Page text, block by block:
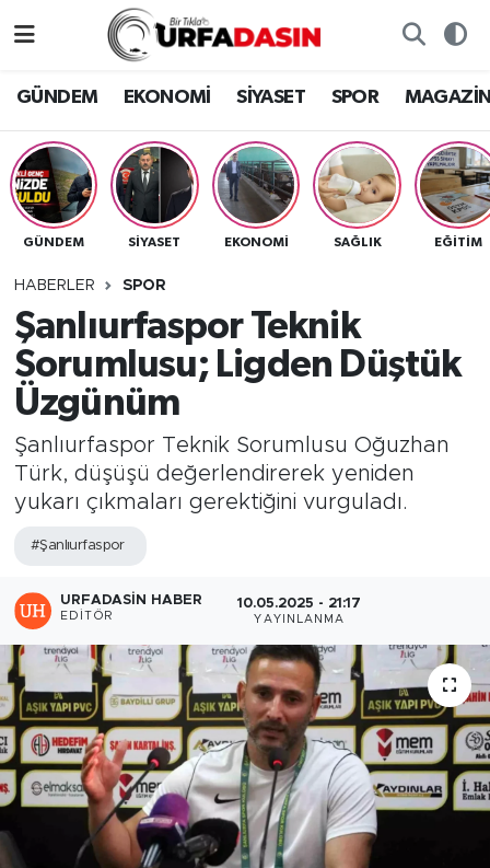
GÜNDEM EKONOMİ SİYASET SPOR
GÜNDEM SİYASET EKONOMİ SAĞLIK EĞITIM
HABERLER SPOR
Şanlıurfaspor Teknik
Sorumlusu; Ligden Düştük
Üzgünüm
Şanlıurfaspor Teknik Sorumlusu Oğuzhan
Türk, düşüşü değerlendirerek yeniden
yukarı çıkmaları gerektiğini vurguladı.
#Şanlıurfaspor
URFADASIN HABER
EDITÖR
10.05.2025 - 21:17
YAYINLANMA
EKONOMİ
SİYASET
SPOR
SAĞLIK
TEKNOLOJİ
OTOMOBİL
Gizlilik ve Güvenlik Politikası
İletişim
Nöbetçi Eczaneler
Hava Durumu
Namaz Vakitleri
Trafik Durumu
Süper Lig Puan Durumu ve Fikstür
Tüm Manşetler
Son Dakika Haberleri
Haber Arşivi